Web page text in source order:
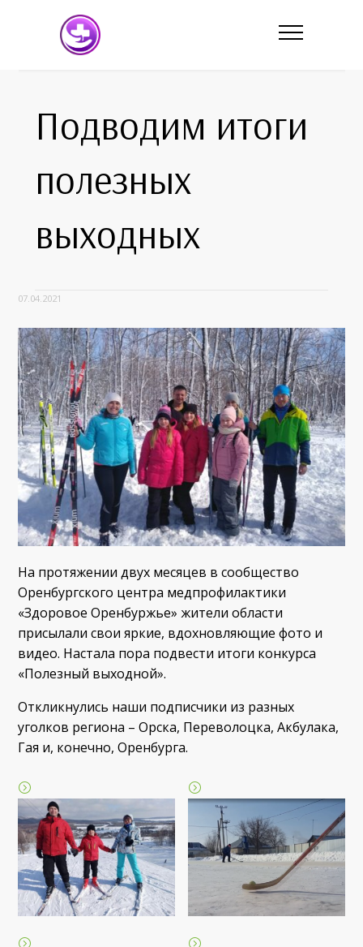
Подводим итоги
полезных
выходных
07.04.2021
На протяжении двух месяцев в сообщество
Оренбургского центра медпрофилактики
«Здоровое Оренбуржье» жители области
присылали свои яркие, вдохновляющие фото и
видео. Настала пора подвести итоги конкурса
«Полезный выходной».
Откликнулись наши подписчики из разных
уголков региона – Орска, Переволоцка, Акбулака,
Гая и, конечно, Оренбурга.